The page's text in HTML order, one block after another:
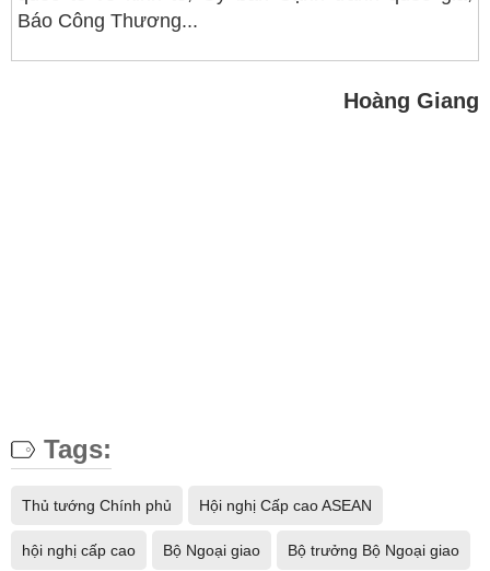
Báo Công Thương...
Hoàng Giang
Tags:
Thủ tướng Chính phủ Hội nghị Cấp cao ASEAN
hội nghị cấp cao Bộ Ngoại giao Bộ trưởng Bộ Ngoại giao